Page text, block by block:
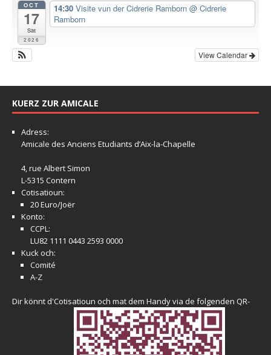
OCT
17
Sat
2026
14:30 Visite vun der Cidrerie Ramborn @ Cidrerie
Ramborn
View Calendar
KUERZ ZUR AMICALE
Adress:
Amicale des Anciens Etudiants d’Aix-la-Chapelle
4, rue Albert Simon
L-5315 Contern
Cotisatioun:
20 Euro/Joër
Konto:
CCPL:
LU82 1111 0443 2593 0000
Kuck och:
Comité
A-Z
Dir könnt d'Cotisatioun och mat dem Handy via de folgenden QR-